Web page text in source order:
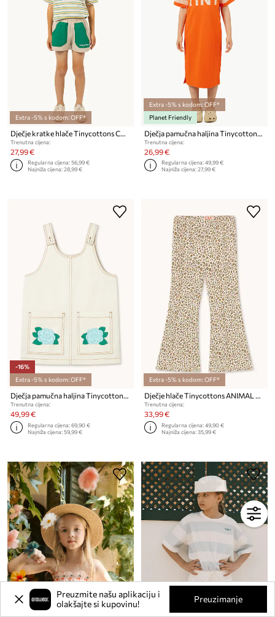
Extra -5% s kodom: OFF*
Trenutna cijena:
27,99 €
Regularna cijena:56,99 €
Najniža cijena:28,99 €
Extra -5% s kodom: OFF*
Planet Friendly
Trenutna cijena:
26,99 €
Regularna cijena:49,99 €
Najniža cijena:27,99 €
-16%
Extra -5% s kodom: OFF*
Dječja pamučna haljina Tinycottons BLUE FLOWER PRINT DRESS
Trenutna cijena:
49,99 €
Regularna cijena:69,90 €
Najniža cijena:59,99 €
Extra -5% s kodom: OFF*
Dječje hlače Tinycottons ANIMAL PRINT RIB PANT
Trenutna cijena:
33,99 €
Regularna cijena:49,90 €
Najniža cijena:35,99 €
Preuzmite našu aplikaciju i
olakšajte si kupovinu!
Preuzimanje